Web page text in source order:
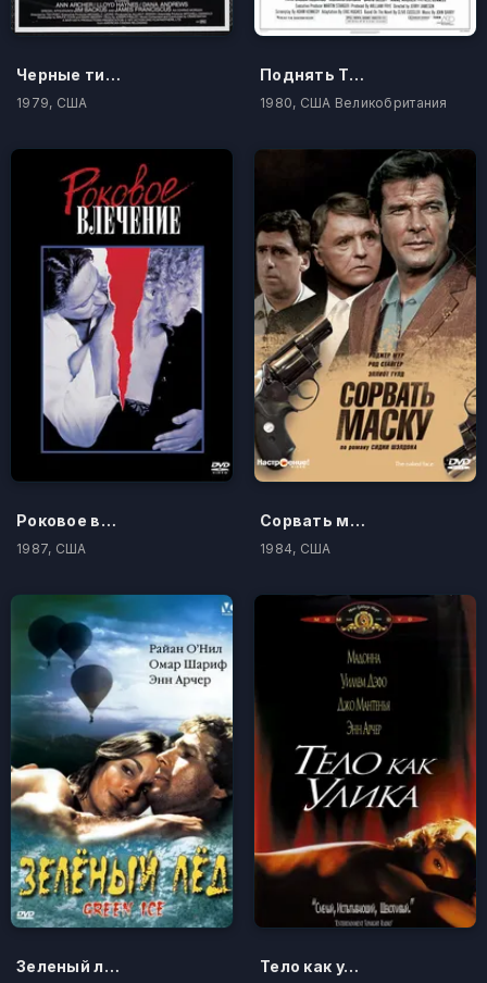
Черные тигры
1979, США
Поднять Титаник
1980, США Великобритания
Роковое влечение
1987, США
Сорвать маску
1984, США
Зеленый лед Тело как улика